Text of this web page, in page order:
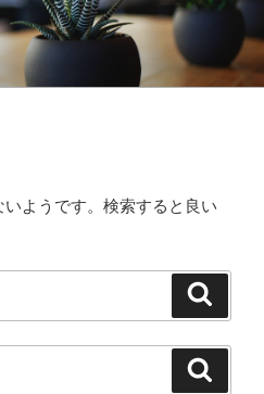
ようです。検索すると良い